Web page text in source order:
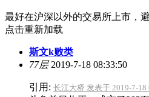
最好在沪深以外的交易所上市，
点击重新加载
斯文k败类
77层2019-7-18 08:33:50
引用: 长江大桥 发表于 2019-7-18